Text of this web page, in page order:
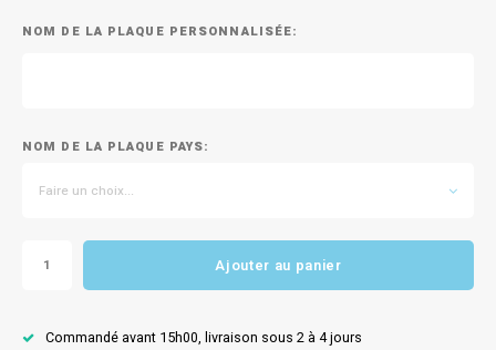
NOM DE LA PLAQUE PERSONNALISÉE:
NOM DE LA PLAQUE PAYS:
Faire un choix...
Ajouter au panier
Commandé avant 15h00, livraison sous 2 à 4 jours